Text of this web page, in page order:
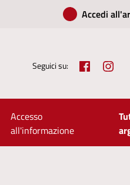
Accedi
Seguici su: Facebook
Accesso
all'informazione